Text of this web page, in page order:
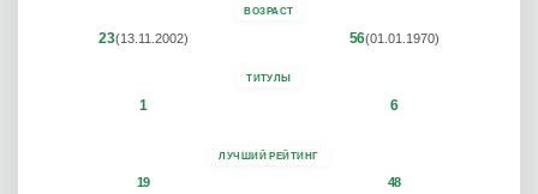
23(13.11.2002)
ВОЗРАСТ
56(01.01.1970)
1
ТИТУЛЫ
6
19
ЛУЧШИЙ РЕЙТИНГ
48